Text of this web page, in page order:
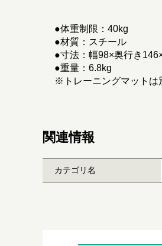
●体重制限：40kg
●材質：スチール
●寸法：幅98×奥行き
●重量：6.8kg
※トレーニングマットは
関連情報
カテゴリ名